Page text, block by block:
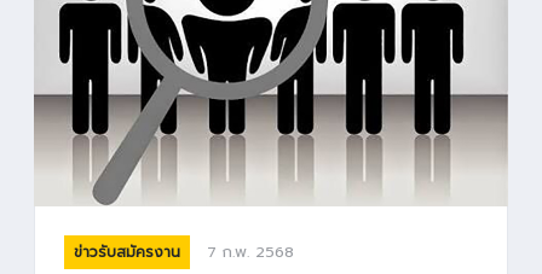
ข่าวรับสมัครงาน 7 ก.พ. 2568